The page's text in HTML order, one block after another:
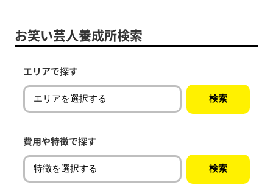
お笑い芸人養成所検索
エリアで探す
費用や特徴で探す